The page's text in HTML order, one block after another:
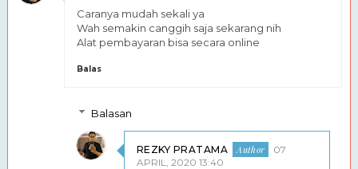
Caranya mudah sekali ya
Wah semakin canggih saja sekarang nih
Alat pembayaran bisa secara online
Balas
Balasan
REZKY PRATAMA
07
APRIL, 2020 13:40